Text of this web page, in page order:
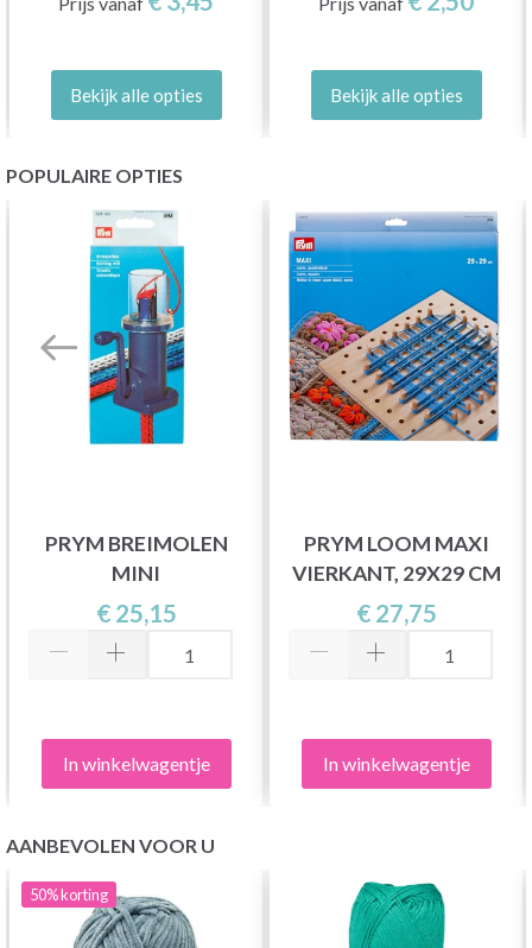
Bekijk alle opties Bekijk alle opties
POPULAIRE OPTIES
PRYM BREIMOLEN
MINI
€ 25,15
In winkelwagentje
PRYM LOOM MAXI
VIERKANT, 29X29 CM
€ 27,75
In winkelwagentje
AANBEVOLEN VOOR U
50%korting